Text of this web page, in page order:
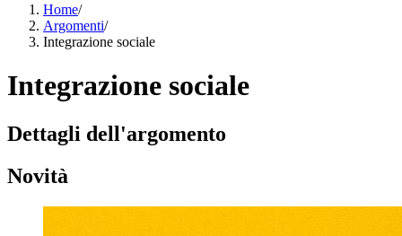
Home/
Argomenti/
Integrazione sociale
Integrazione sociale
Dettagli dell'argomento
Novità